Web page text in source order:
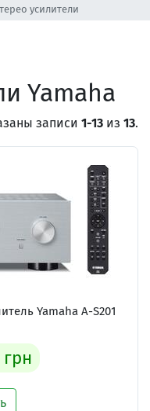
усилители
Yamaha
записи 1-13 из 13.
Yamaha A-S201
грн